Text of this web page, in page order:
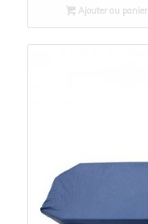
Ajouter au panier